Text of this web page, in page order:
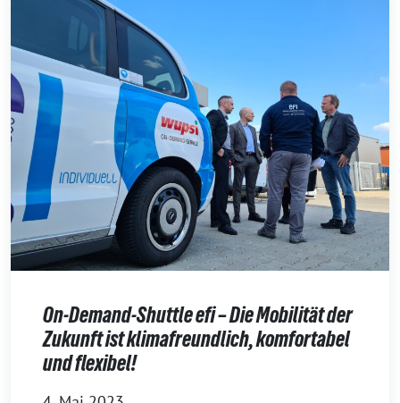
On-Demand-Shuttle efi – Die Mobilität der
Zukunft ist klimafreundlich, komfortabel
und flexibel!